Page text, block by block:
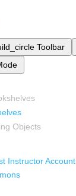
Toolbar
Objects
Instructor Account